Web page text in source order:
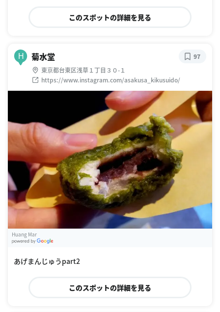
このスポットの詳細を見る
H 菊水堂
東京都台東区浅草１丁目３０-１
https://www.instagram.com/asakusa_kikusuido/
97
Huang Mar
あげまんじゅうpart2
このスポットの詳細を見る